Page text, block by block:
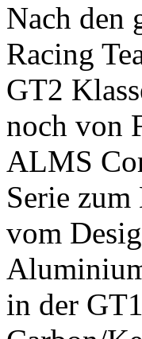
Nach den
Racing
GT2
noch von
ALMS
Serie
vom
in der